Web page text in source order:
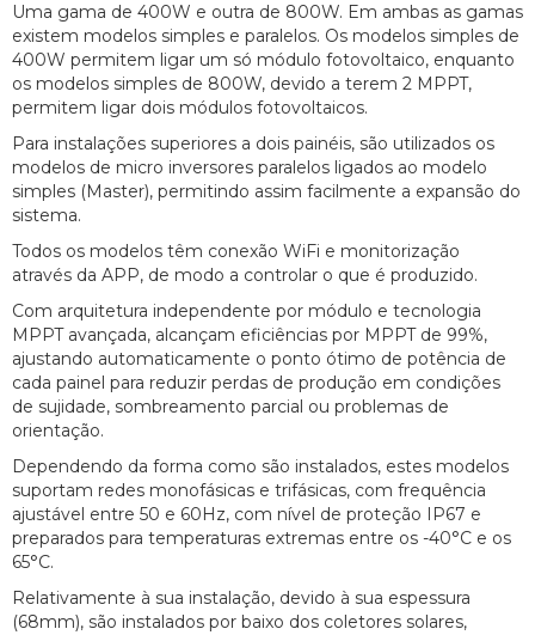
Uma gama de 400W e outra de 800W. Em ambas as gamas
existem modelos simples e paralelos. Os modelos simples de
400W permitem ligar um só módulo fotovoltaico, enquanto
os modelos simples de 800W, devido a terem 2 MPPT,
permitem ligar dois módulos fotovoltaicos.
Para instalações superiores a dois painéis, são utilizados os
modelos de micro inversores paralelos ligados ao modelo
simples (Master), permitindo assim facilmente a expansão do
sistema.
Todos os modelos têm conexão WiFi e monitorização
através da APP, de modo a controlar o que é produzido.
Com arquitetura independente por módulo e tecnologia
MPPT avançada, alcançam eficiências por MPPT de 99%,
ajustando automaticamente o ponto ótimo de potência de
cada painel para reduzir perdas de produção em condições
de sujidade, sombreamento parcial ou problemas de
orientação.
Dependendo da forma como são instalados, estes modelos
suportam redes monofásicas e trifásicas, com frequência
ajustável entre 50 e 60Hz, com nível de proteção IP67 e
preparados para temperaturas extremas entre os -40°C e os
65°C.
Relativamente à sua instalação, devido à sua espessura
(68mm), são instalados por baixo dos coletores solares,